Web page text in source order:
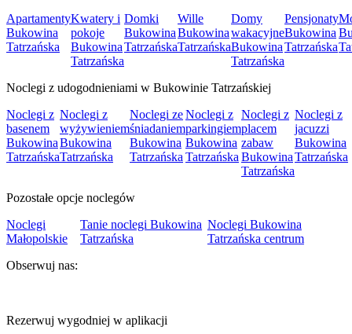
Apartamenty
Bukowina
Tatrzańska
Kwatery i
pokoje
Bukowina
Tatrzańska
Domki
Bukowina
Tatrzańska
Wille
Bukowina
Tatrzańska
Domy
wakacyjne
Bukowina
Tatrzańska
Pensjonaty
Bukowina
Tatrzańska
Noclegi z udogodnieniami w Bukowinie Tatrzańskiej
Noclegi z
basenem
Bukowina
Tatrzańska
Noclegi z
wyżywieniem
Bukowina
Tatrzańska
Noclegi ze
śniadaniem
Bukowina
Tatrzańska
Noclegi z
parkingiem
Bukowina
Tatrzańska
Noclegi z
placem
zabaw
Bukowina
Tatrzańska
Noclegi z
jacuzzi
Bukowina
Tatrzańska
Pozostałe opcje noclegów
Noclegi
Małopolskie
Tanie noclegi Bukowina
Tatrzańska
Noclegi Bukowina
Tatrzańska centrum
Obserwuj nas:
Rezerwuj wygodniej w aplikacji